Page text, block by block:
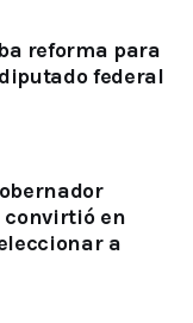
reforma para
federal
convirtió en
a